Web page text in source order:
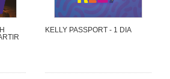
KELLY PASSPORT - 1 DIA